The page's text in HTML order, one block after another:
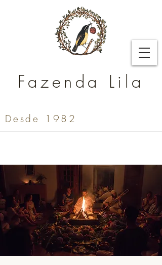
Fazenda Lila
Desde 1982